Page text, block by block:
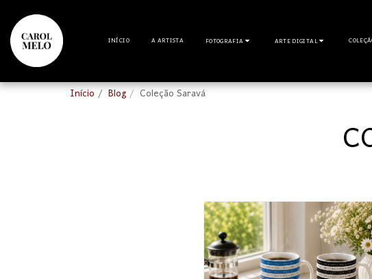
INÍCIO A ARTISTA FOTOGRAFIA ARTE DIGITAL
Início Blog Coleção Saravá